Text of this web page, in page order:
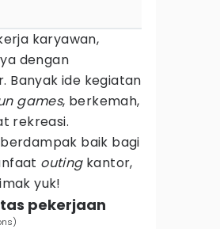
karyawan,
dengan
Banyak ide kegiatan
games, berkemah,
rekreasi.
baik bagi
outingkantor,
yuk!
pekerjaan